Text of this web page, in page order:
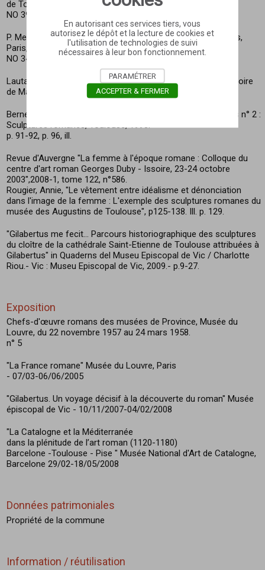
de Toulouse, Toulouse, impr. Privat, 1912.
NO 392
P. Mesplé, Les Sculptures romanes du musée des Augustins,
Paris, éditions des musées nationaux, 1961
NO 34
Lautard Limouse Lyne, "Origine du style de Gilabertus", Mémoire
de Maîtrise, Université de Toulouse Le Mirail, 1972
Berne Caroline, Musée des Augustins, Guide des collections n° 2 :
Sculptures romanes, Toulouse, 1998.
p. 91-92, p. 96, ill.
Revue d'Auvergne "La femme à l'époque romane : Colloque du
centre d'art roman Georges Duby - Issoire, 23-24 octobre
2003",2008-1, tome 122, n°586.
Rougier, Annie, "Le vêtement entre idéalisme et dénonciation
dans l'image de la femme : L'exemple des sculptures romanes du
musée des Augustins de Toulouse", p125-138. Ill. p. 129.
"Gilabertus me fecit... Parcours historiographique des sculptures
du cloître de la cathédrale Saint-Etienne de Toulouse attribuées à
Gilabertus" in Quaderns del Museu Episcopal de Vic / Charlotte
Riou.- Vic : Museu Episcopal de Vic, 2009.- p.9-27.
Exposition
Chefs-d'œuvre romans des musées de Province, Musée du
Louvre, du 22 novembre 1957 au 24 mars 1958.
n° 5
"La France romane" Musée du Louvre, Paris
- 07/03-06/06/2005
"Gilabertus. Un voyage décisif à la découverte du roman" Musée
épiscopal de Vic - 10/11/2007-04/02/2008
"La Catalogne et la Méditerranée
dans la plénitude de l’art roman (1120-1180)
Barcelone -Toulouse - Pise " Musée National d'Art de Catalogne,
Barcelone 29/02-18/05/2008
Données patrimoniales
Propriété de la commune
Information / réutilisation
En autorisant ces services tiers, vous
autorisez le dépôt et la lecture de cookies et
l'utilisation de technologies de suivi
nécessaires à leur bon fonctionnement.
PARAMÉTRER
ACCEPTER & FERMER